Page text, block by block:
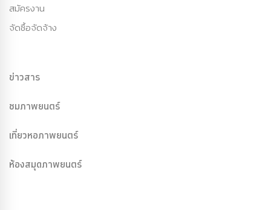
สมัครงาน
จัดซื้อจัดจ้าง
ข่าวสาร
ชมภาพยนตร์
เที่ยวหอภาพยนตร์
ห้องสมุดภาพยนตร์